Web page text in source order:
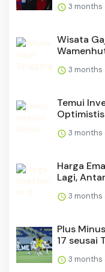
3 months
Wisata
3 months
Temui
Optimistis
3 months
Harga
Lagi,
3 months
Plus
17 seusai
3 months